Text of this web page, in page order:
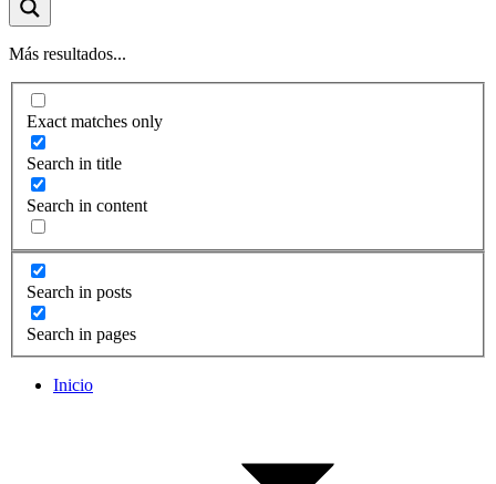
Más resultados...
Exact matches only
Search in title
Search in content
Search in posts
Search in pages
Inicio